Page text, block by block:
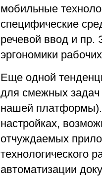
мобильные
специфические
речевой ввод и
эргономики
Еще одной
для смежных
нашей платформы).
настройках,
отчуждаемых
технологического
автоматизации